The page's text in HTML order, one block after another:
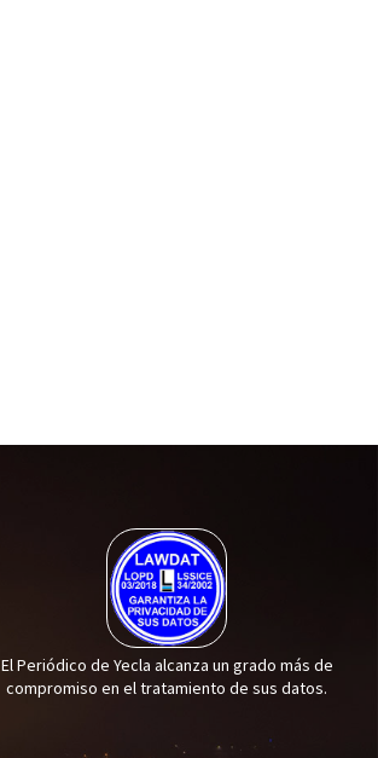
El Periódico de Yecla alcanza un grado más de
compromiso en el tratamiento de sus datos.